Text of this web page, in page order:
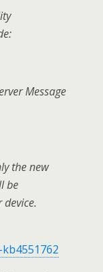
Message
the new
be